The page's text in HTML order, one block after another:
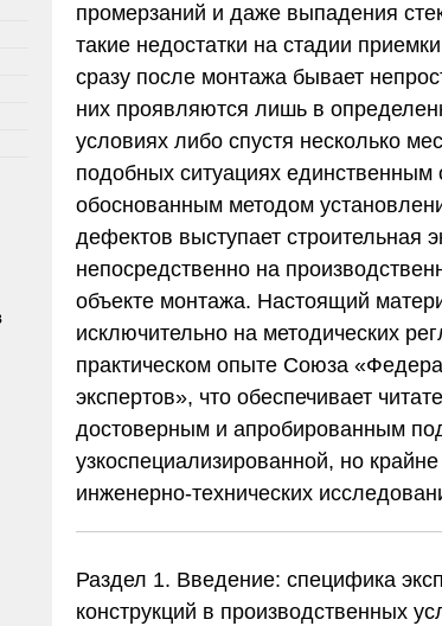
промерзаний и даже выпадения
такие недостатки на стадии
сразу после монтажа бывает
них проявляются лишь в
условиях либо спустя несколько
подобных ситуациях единственным
обоснованным методом
дефектов выступает строительная
непосредственно на
объекте монтажа. Настоящий
исключительно на методических
практическом опыте Союза
экспертов», что обеспечивает
достоверным и апробированным
узкоспециализированной, но
инженерно-технических
Раздел 1. Введение: специфика
конструкций в производственных